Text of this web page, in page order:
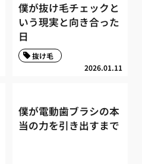
僕が抜け毛チェックと
いう現実と向き合った
日
2026.01.11
抜け毛
僕が電動歯ブラシの本
当の力を引き出すまで